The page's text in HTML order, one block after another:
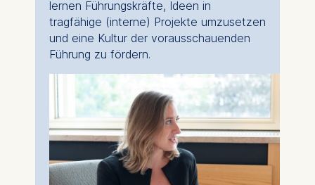
lernen Führungskräfte, Ideen in
tragfähige (interne) Projekte umzusetzen
und eine Kultur der vorausschauenden
Führung zu fördern.
Improving our services
Marketing and
personalized content
may be processed:
IP address
Device information
User behavior
The storage duration of